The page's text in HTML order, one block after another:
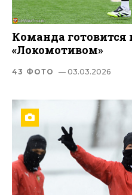
Команда готовится
«Локомотивом»
43 ФОТО — 03.03.2026